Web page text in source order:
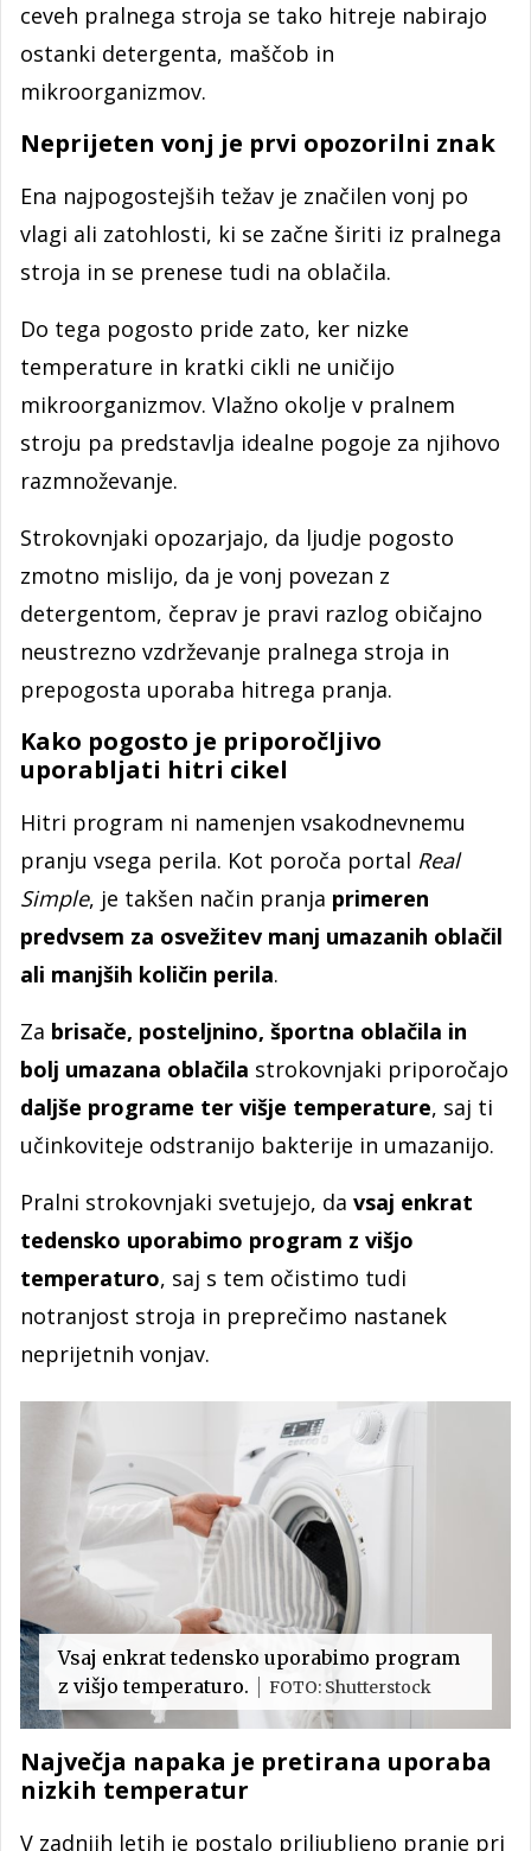
ceveh pralnega stroja se tako hitreje nabirajo
ostanki detergenta, maščob in
mikroorganizmov.
Neprijeten vonj je prvi opozorilni znak
Ena najpogostejših težav je značilen vonj po
vlagi ali zatohlosti, ki se začne širiti iz pralnega
stroja in se prenese tudi na oblačila.
Do tega pogosto pride zato, ker nizke
temperature in kratki cikli ne uničijo
mikroorganizmov. Vlažno okolje v pralnem
stroju pa predstavlja idealne pogoje za njihovo
razmnoževanje.
Strokovnjaki opozarjajo, da ljudje pogosto
zmotno mislijo, da je vonj povezan z
detergentom, čeprav je pravi razlog običajno
neustrezno vzdrževanje pralnega stroja in
prepogosta uporaba hitrega pranja.
Kako pogosto je priporočljivo
uporabljati hitri cikel
Hitri program ni namenjen vsakodnevnemu
pranju vsega perila. Kot poroča portal Real
Simple, je takšen način pranja primeren
predvsem za osvežitev manj umazanih oblačil
ali manjših količin perila.
Za brisače, posteljnino, športna oblačila in
bolj umazana oblačila strokovnjaki priporočajo
daljše programe ter višje temperature, saj ti
učinkoviteje odstranijo bakterije in umazanijo.
Pralni strokovnjaki svetujejo, da vsaj enkrat
tedensko uporabimo program z višjo
temperaturo, saj s tem očistimo tudi
notranjost stroja in preprečimo nastanek
neprijetnih vonjav.
Vsaj enkrat tedensko uporabimo program
z višjo temperaturo.
FOTO: Shutterstock
Največja napaka je pretirana uporaba
nizkih temperatur
V zadnjih letih je postalo priljubljeno pranje pri